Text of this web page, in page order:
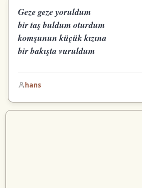
Geze geze yoruldum
bir taş buldum oturdum
komşunun küçük kızına
bir bakışta vuruldum
hans